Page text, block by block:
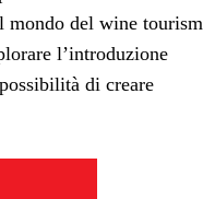
mondo del wine tourism
l’introduzione
di creare